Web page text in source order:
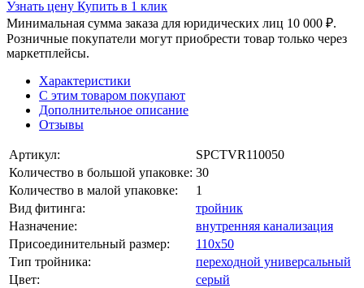
Узнать цену Купить в 1 клик
Минимальная сумма заказа для юридических лиц 10 000 ₽.
Розничные покупатели могут приобрести товар только через
маркетплейсы.
Характеристики
С этим товаром покупают
Дополнительное описание
Отзывы
Артикул:
SPCTVR110050
Количество в большой упаковке: 30
Количество в малой упаковке:
1
Вид фитинга:
тройник
Назначение:
внутренняя канализация
Присоединительный размер:
110х50
Тип тройника:
переходной универсальный
Цвет:
серый